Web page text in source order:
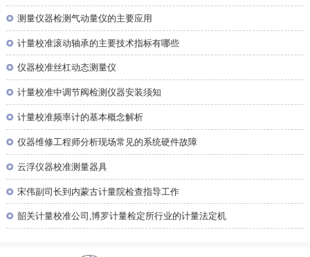
◎ 测量仪器检测气动量仪的主要应用
◎ 计量校准滚动轴承的主要技术指标有哪些
◎ 仪器校准丝杠动态测量仪
◎ 计量校准中调节阀检测仪器安装须知
◎ 计量校准频率计的基本概念解析
◎ 仪器维修工程师分析现场常见的系统硬件故障
◎ 云浮仪器校准测量器具
◎ 宋伟副司长到内蒙古计量院检查指导工作
◎ 韶关计量校准公司,博罗计量检定所行业的计量法定机